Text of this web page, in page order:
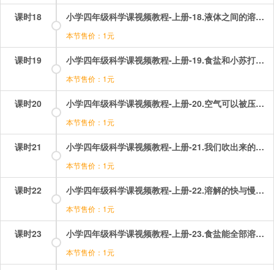
课时18 小学四年级科学课视频教程-上册-18.液体之间的溶解现象.mp4
本节售价：1元
课时19 小学四年级科学课视频教程-上册-19.食盐和小苏打在水中的溶解能力.mp4
本节售价：1元
课时20 小学四年级科学课视频教程-上册-20.空气可以被压进水里？.mp4
本节售价：1元
课时21 小学四年级科学课视频教程-上册-21.我们吹出来的究竟是什么？.mp4
本节售价：1元
课时22 小学四年级科学课视频教程-上册-22.溶解的快与慢？.mp4
本节售价：1元
课时23 小学四年级科学课视频教程-上册-23.食盐能全部溶解吗？.mp4
本节售价：1元